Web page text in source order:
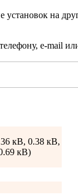
на
e-mail
кВ, 0.38 кВ,
кВ)